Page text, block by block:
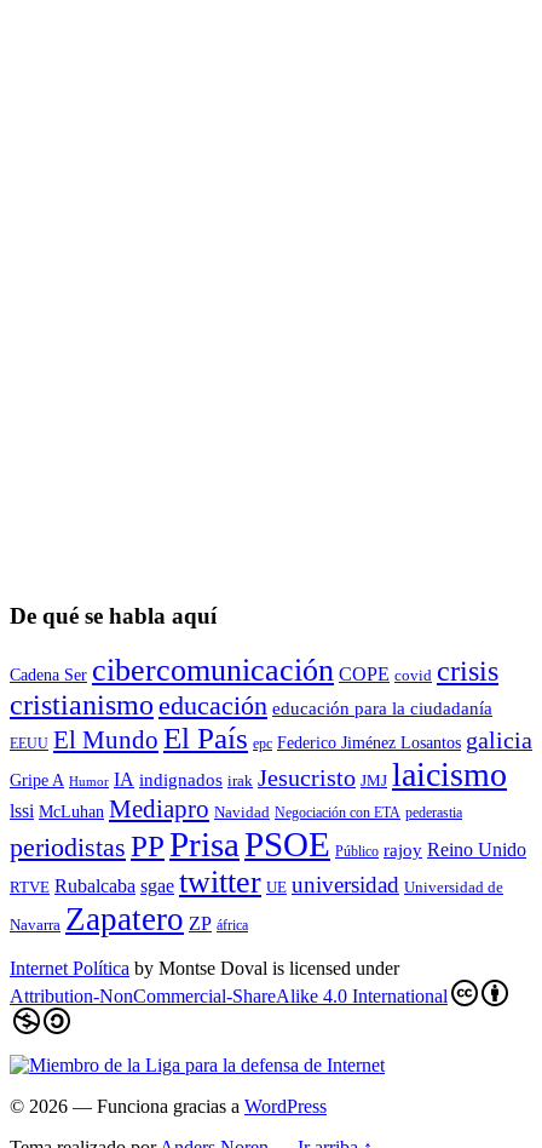
De qué se habla aquí
Cadena Ser cibercomunicación COPE covid crisis
cristianismo educación educación para la ciudadaní­a
EEUU El Mundo El País epc Federico Jiménez Losantos galicia
Gripe A Humor IA indignados irak Jesucristo JMJ laicismo
lssi McLuhan Mediapro Navidad Negociación con ETA pederastia
periodistas PPPrisaPSOE Público rajoy Reino Unido
RTVE Rubalcaba sgae twitter UE universidad Universidad de
Navarra Zapatero ZP áfrica
Internet Política by Montse Doval is licensed under
Attribution-NonCommercial-ShareAlike 4.0 International
© 2026 — Funciona gracias a WordPress